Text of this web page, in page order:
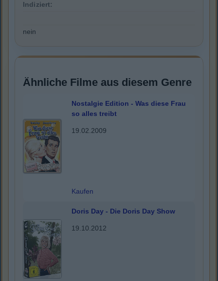
Indiziert:
nein
Ähnliche Filme aus diesem Genre
Nostalgie Edition - Was diese Frau
so alles treibt
19.02.2009
Kaufen
Doris Day - Die Doris Day Show
19.10.2012